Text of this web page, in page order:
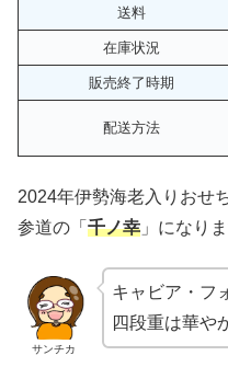
送料
在庫状況
販売終了時期
配送方法
2024年伊勢海老入りおせ
参道の「 千ノ幸 」になりま
サンチカ
キャビア・フ
四段重は華や